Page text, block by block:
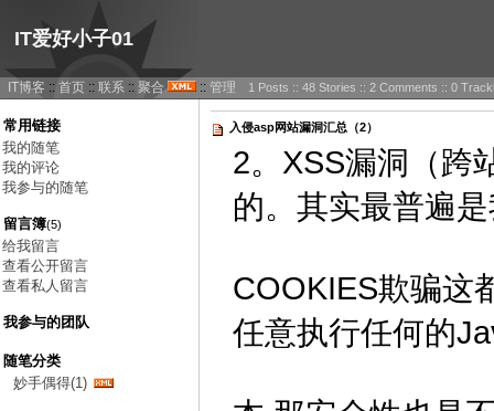
IT爱好小子01
IT博客 :: 首页 :: 联系 :: 聚合 :: 管理 1 Posts :: 48 Stories :: 2 Comments :: 0
常用链接
我的随笔
我的评论
我参与的随笔
留言簿(5)
给我留言
查看公开留言
查看私人留言
我参与的团队
随笔分类
妙手偶得(1)
入侵asp网站漏洞汇总（2）
2。XSS漏洞（跨
的。其实最普遍
COOKIES欺骗这
任意执行任何的